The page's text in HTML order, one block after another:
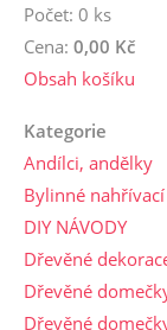
Počet: 0 ks
Cena: 0,00 Kč
Obsah košíku
Kategorie
Andílci, andělky
Bylinné
DIY NÁVODY
Dřevěné
Dřevěné
Dřevěné